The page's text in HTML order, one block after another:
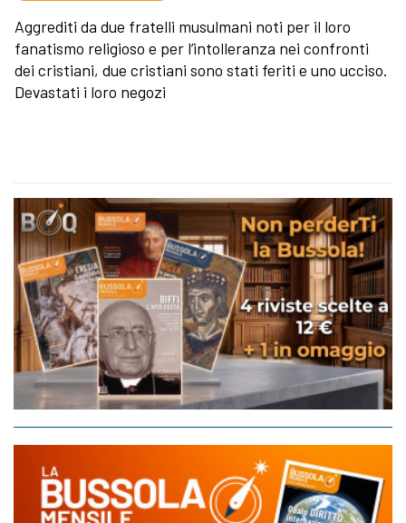
Aggrediti da due fratelli musulmani noti per il loro
fanatismo religioso e per l’intolleranza nei confronti
dei cristiani, due cristiani sono stati feriti e uno ucciso.
Devastati i loro negozi